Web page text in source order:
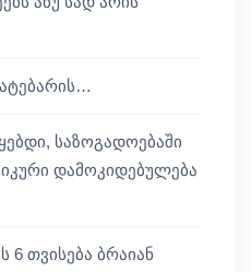
საზოგადოებაში
დამოკიდებულება
6 თვისება ბრაიან